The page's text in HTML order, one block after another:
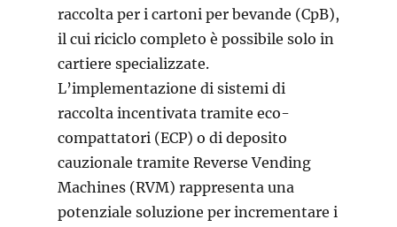
raccolta per i cartoni per bevande (CpB),
il cui riciclo completo è possibile solo in
cartiere specializzate.
L’implementazione di sistemi di
raccolta incentivata tramite eco-
compattatori (ECP) o di deposito
cauzionale tramite Reverse Vending
Machines (RVM) rappresenta una
potenziale soluzione per incrementare i